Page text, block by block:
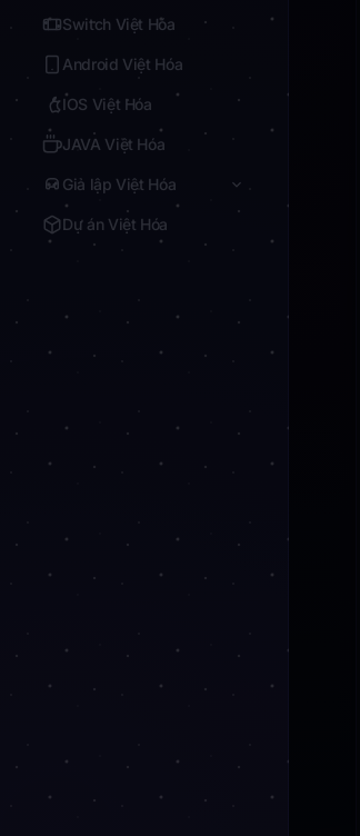
Switch Việt Hóa
Android Việt Hóa
IOS Việt Hóa
JAVA Việt Hóa
Giả lập Việt Hóa
Dự án Việt Hóa